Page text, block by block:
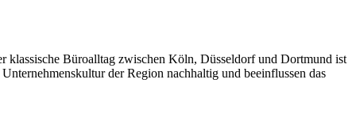
klassische Büroalltag zwischen Köln, Düsseldorf und Dortmund ist
der Region nachhaltig und beeinflussen das